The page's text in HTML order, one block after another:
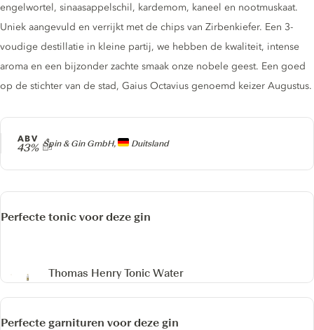
Producer
Spin & Gin GmbH, Duitsland
ABV
43%
engelwortel, sinaasappelschil, kardemom, kaneel en nootmuskaat.
Uniek aangevuld en verrijkt met de chips van Zirbenkiefer. Een 3-
voudige destillatie in kleine partij, we hebben de kwaliteit, intense
aroma en een bijzonder zachte smaak onze nobele geest. Een goed
op de stichter van de stad, Gaius Octavius ​​genoemd keizer Augustus.
Perfecte tonic voor deze gin
Thomas Henry Tonic Water
Perfecte garnituren voor deze gin